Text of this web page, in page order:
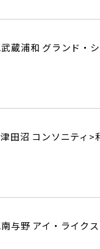
蔵浦和 グランド・
田沼 コンソニティ>
与野 アイ・ライク